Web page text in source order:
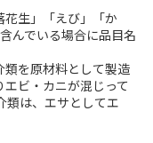
生」「えび」「か
んでいる場合に品目名
を原材料として製造
ビ・カニが混じって
類は、エサとしてエ